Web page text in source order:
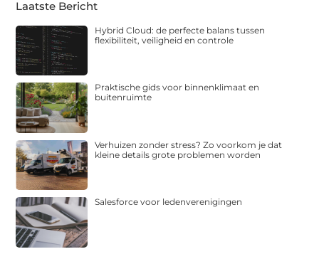
Laatste Bericht
Hybrid Cloud: de perfecte balans tussen
flexibiliteit, veiligheid en controle
Praktische gids voor binnenklimaat en
buitenruimte
Verhuizen zonder stress? Zo voorkom je dat
kleine details grote problemen worden
Salesforce voor ledenverenigingen